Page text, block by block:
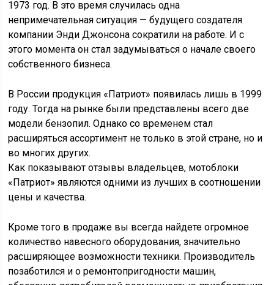
1973 год. В это время случилась одна
непримечательная ситуация — будущего создателя
компании Энди Джонсона сократили на работе. И с
этого момента он стал задумываться о начале своего
собственного бизнеса.
В России продукция «Патриот» появилась лишь в 1999
году. Тогда на рынке были представлены всего две
модели бензопил. Однако со временем стал
расширяться ассортимент не только в этой стране, но и
во многих других.
Как показывают отзывы владельцев, мотоблоки
«Патриот» являются одними из лучших в соотношении
цены и качества.
Кроме того в продаже вы всегда найдете огромное
количество навесного оборудования, значительно
расширяющее возможности техники. Производитель
позаботился и о ремонтопригодности машин,